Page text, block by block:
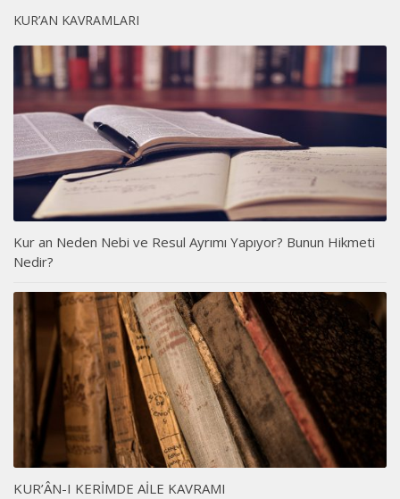
KUR’AN KAVRAMLARI
Kur an Neden Nebi ve Resul Ayrımı Yapıyor? Bunun Hikmeti
Nedir?
KUR’ÂN-I KERİMDE AİLE KAVRAMI